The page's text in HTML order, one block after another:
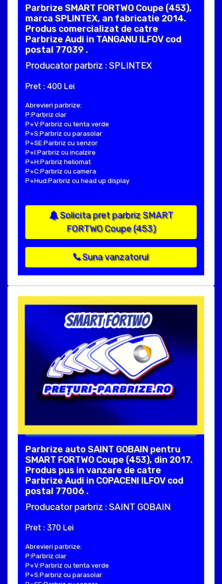
Parbrize SMART FORTWO Coupe (453),
marca SPLINTEX, an fabricatie 2014.
Produs comercializat de catre
Parbrize Audi in TANGANU ILFOV cod
postal 77039 .
Producator parbriz : SPLINTEX
Pret : 400 Lei
Abrevieri parbrize:
P:Parbriz clar
P+V:Parbriz cu tenta verde
P+S:Parbriz cu parasolar
P+SE:Parbriz cu senzor
P+I:Parbriz cu incalzire
P+H:Parbriz heliomat
P+C:Parbriz cu camera
P+Hud:Parbriz cu head up display
Solicita pret parbriz SMART
FORTWO Coupe (453)
Suna vanzatorul
Parbrize auto SAINT GOBAIN pentru
SMART FORTWO Coupe (453), din 2017.
Produs pus in vanzare de catre
Parbrize Audi in COPACENI ILFOV cod
postal 77006 .
Producator parbriz : SAINT GOBAIN
Pret : 370 Lei
Abrevieri parbrize:
P:Parbriz clar
P+V:Parbriz cu tenta verde
P+S:Parbriz cu parasolar